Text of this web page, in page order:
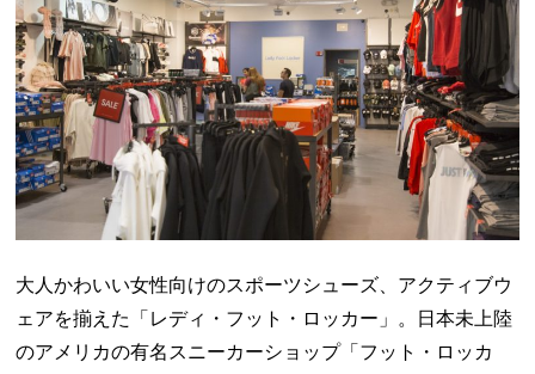
大人かわいい女性向けのスポーツシューズ、アクティブウ
ェアを揃えた「レディ・フット・ロッカー」。日本未上陸
のアメリカの有名スニーカーショップ「フット・ロッカ